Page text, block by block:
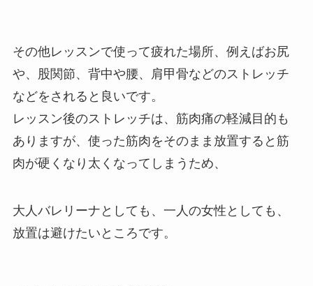
その他レッスンで使って疲れた場所、例えばお尻
や、股関節、背中や腰、肩甲骨などのストレッチ
などをされると良いです。
レッスン後のストレッチは、筋肉痛の軽減目的も
ありますが、使った筋肉をそのまま放置すると筋
肉が硬くなり太くなってしまうため、
大人バレリーナとしても、一人の女性としても、
放置は避けたいところです。